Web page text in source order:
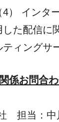
4） インタ
した配信に
ティングサ
係お問合
担当：中